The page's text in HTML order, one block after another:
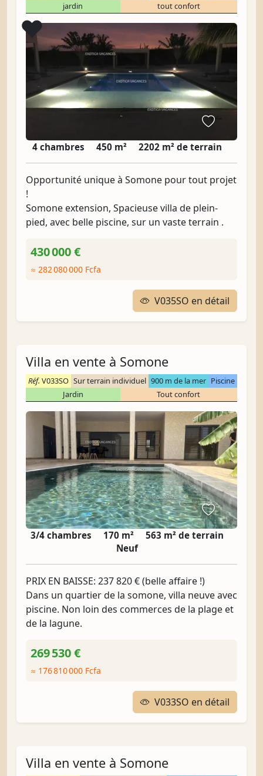
jardin
tout confort
❤️Coup de cœur
4 chambres 450 m² 2202 m² de terrain
Opportunité unique à Somone pour tout projet
!
Somone extension, Spacieuse villa de plein-
pied, avec belle piscine, sur un vaste terrain .
430 000 €
≈ 282 080 000 Fcfa
V035SO en détail
Villa en vente à Somone
Réf. V033SO Sur terrain individuel 900 m de la mer Piscine
Jardin
Tout confort
3/4 chambres 170 m²
563 m² de terrain
Neuf
PRIX EN BAISSE: 237 820 € (belle affaire !)
Dans un quartier de la somone, villa neuve avec
piscine. Non loin des commerces de la plage et
de la lagune.
269 530 €
≈ 176 810 000 Fcfa
V033SO en détail
Villa en vente à Somone